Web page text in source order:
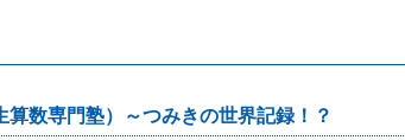
数専門塾）～つみきの世界記録！？